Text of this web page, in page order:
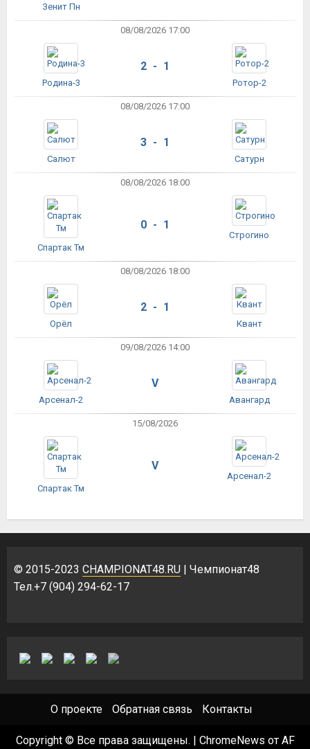
Зенит Пн
08/08/2026 17:00
Родина-3
2 - 1
Ротор-2
08/08/2026 17:00
Салют
3 - 1
Сатурн
08/08/2026 18:00
Спартак Тм
0 - 1
Строгино
08/08/2026 18:00
Орёл
2 - 1
Квант
09/08/2026 14:00
Арсенал-2
V
Авангард
15/08/2026
Спартак Тм
V
Арсенал-2
© 2015-2023 CHAMPIONAT48.RU | Чемпионат48
Тел.+7 (904) 294-62-17
О проекте Обратная связь Контакты
Copyright © Все права защищены. ChromeNews от AF